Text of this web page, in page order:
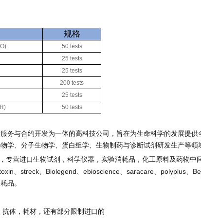
规格
50 tests
25 tests
25 tests
200 tests
25 tests
50 tests
务与合约开发为一体的高科技公司，旨在为生命科学的发展提供
、分子生物学、蛋白组学、生物制药与诊断试剂研发生产等领
专营进口生物试剂，科学仪器，实验消耗品，化工原料及药物中
streck Biolegend ebioscience saracare polyplus
品。
体，耗材，还有部分限制进口的